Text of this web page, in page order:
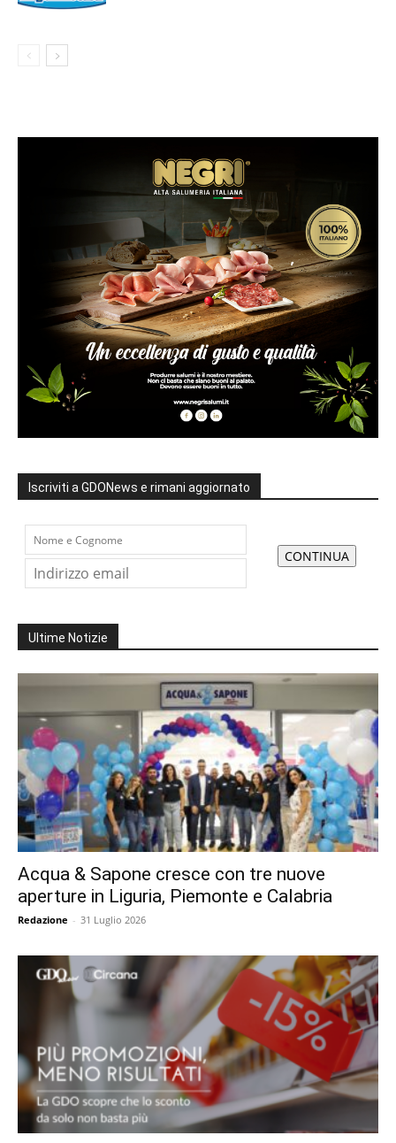
Iscriviti a GDONews e rimani aggiornato
Ultime Notizie
Acqua & Sapone cresce con tre nuove
aperture in Liguria, Piemonte e Calabria
Redazione - 31 Luglio 2026